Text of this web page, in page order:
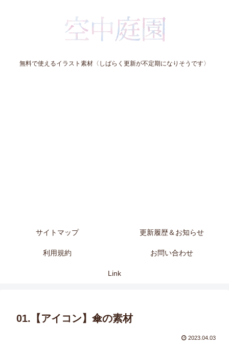
無料で使えるイラスト素材〈しばらく更新が不定期になりそうです〉
サイトマップ 更新履歴＆お知らせ
利用規約 お問い合わせ
Link
01.【アイコン】傘の素材
2023.04.03